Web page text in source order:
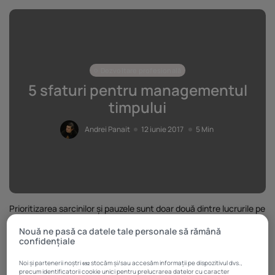
5 sfaturi pentru managementul
timpului
Andrei Panait 12 iunie 2017 5 Min
Prioritizarea sarcinilor și pauzele sunt doar două dintre lucrurile pe
care ar fi bine să le faceți dacă vreți să lucrați eficient.
Indiferent că
flexibil sau
Nouă ne pasă ca datele tale personale să rămână
confidențiale
Noi și partenerii noștri692 stocăm și/sau accesăm informații pe dispozitivul dvs.,
precum identificatorii cookie unici pentru prelucrarea datelor cu caracter